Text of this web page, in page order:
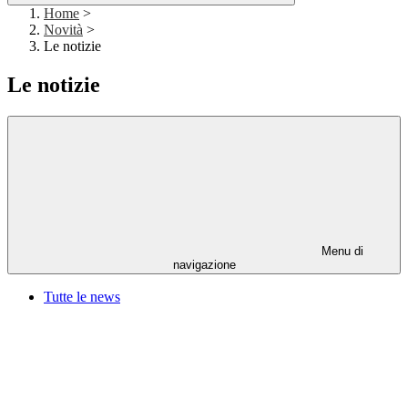
Home >
Novità >
Le notizie
Le notizie
Menu di
navigazione
Tutte le news